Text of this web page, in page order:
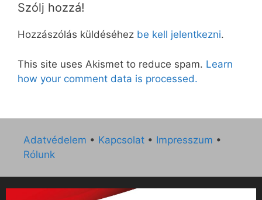
Szólj hozzá!
Hozzászólás küldéséhez be kell jelentkezni.
This site uses Akismet to reduce spam. Learn
how your comment data is processed.
Adatvédelem • Kapcsolat • Impresszum •
Rólunk